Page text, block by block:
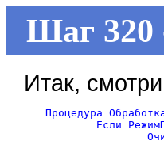
Шаг 320
Итак,
Процедура